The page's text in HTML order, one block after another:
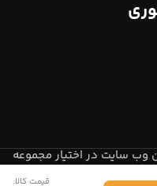
قیمت کالا:
وب سایت در اختیار مجموعه